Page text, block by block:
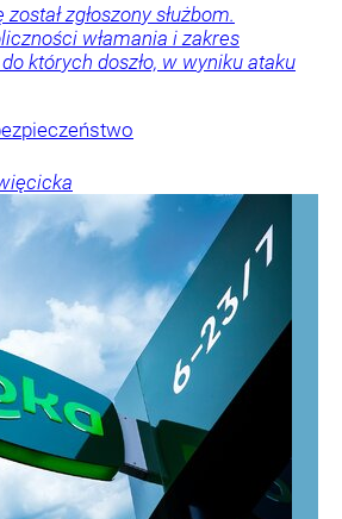
zgłoszony służbom.
włamania i zakres
których doszło, w wyniku ataku